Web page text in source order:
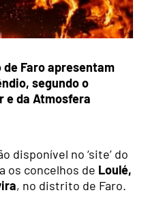
Faro apresentam
segundo o
e da Atmosfera
disponível no ‘site’ do
os concelhos de Loulé,
, no distrito de Faro.